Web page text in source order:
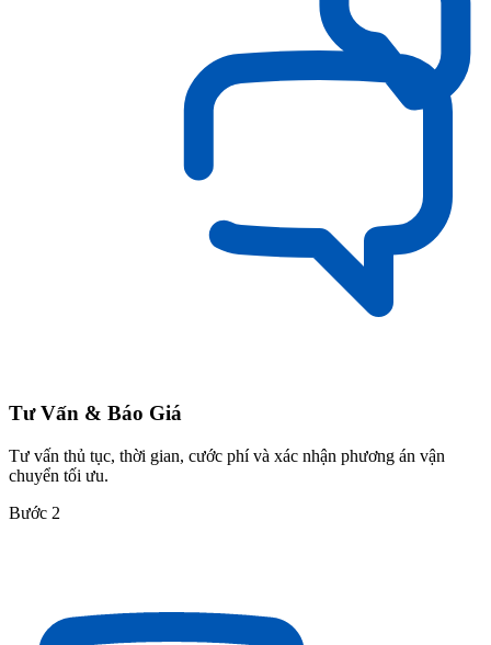
Tư Vấn & Báo Giá
Tư vấn thủ tục, thời gian, cước phí và xác nhận phương án vận
chuyển tối ưu.
Bước 2